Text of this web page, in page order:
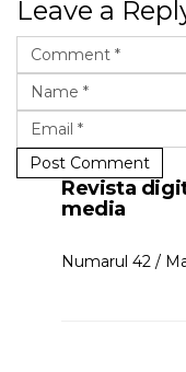
Leave a
Post Comment
Revista
media
Numarul 42 /